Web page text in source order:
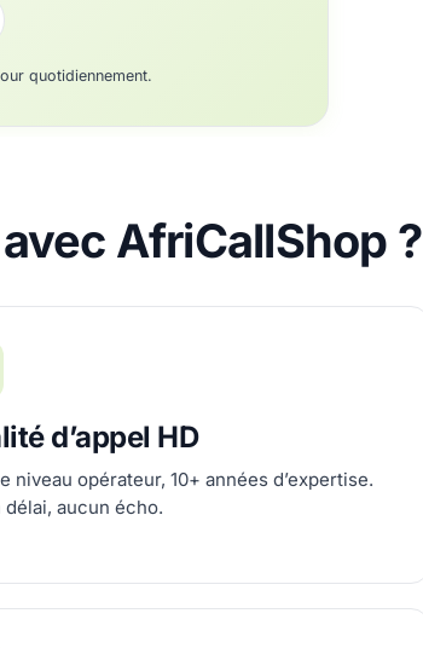
quotidiennement.
AfriCallShop ?
d’appel HD
niveau opérateur, 10+ années d’expertise.
délai, aucun écho.